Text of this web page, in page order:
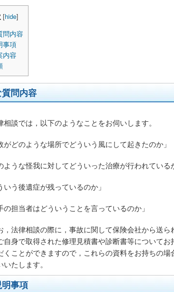
[hide]
問内容
事項
内容
問内容
談では，以下のようなことをお伺いします。
がどのような場所でどういう風にして起きたのか」
ような怪我に対してどういった治療が行われている
いう後遺症が残っているのか」
の担当者はどういうことを言っているのか」
法律相談の際に，事故に関して保険会社から送
自身で取得された修理見積書や診断書等について
くことができますので，これらの資料をお持ちの
いたします。
明事項